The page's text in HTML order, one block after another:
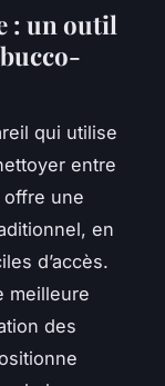
: un outil
qui utilise
entre
une
en
d’accès.
meilleure
des